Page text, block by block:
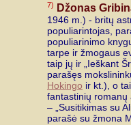
7) Džonas
1946 m.) - britų
populiarintojas,
populiarinimo
tarpe ir žmogaus
taip jų ir „Ieškant
parašęs
Hokingo ir kt.), o
fantastinių romanų
– „Susitikimas su
parašė su žmona